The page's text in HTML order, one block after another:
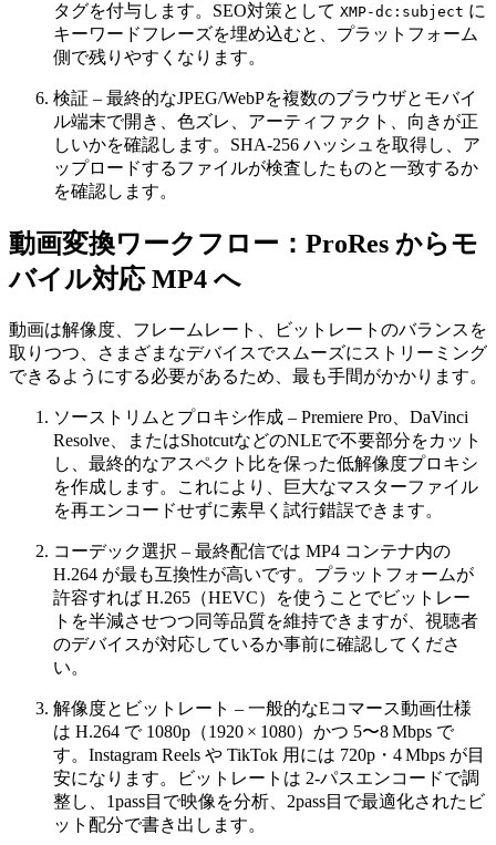
タグを付与します。SEO対策として XMP-dc:subject に
キーワードフレーズを埋め込むと、プラットフォーム
側で残りやすくなります。
検証 – 最終的なJPEG/WebPを複数のブラウザとモバイ
ル端末で開き、色ズレ、アーティファクト、向きが正
しいかを確認します。SHA‑256 ハッシュを取得し、ア
ップロードするファイルが検査したものと一致するか
を確認します。
動画変換ワークフロー：ProRes からモ
バイル対応 MP4 へ
動画は解像度、フレームレート、ビットレートのバランスを
取りつつ、さまざまなデバイスでスムーズにストリーミング
できるようにする必要があるため、最も手間がかかります。
ソーストリムとプロキシ作成 – Premiere Pro、DaVinci
Resolve、またはShotcutなどのNLEで不要部分をカット
し、最終的なアスペクト比を保った低解像度プロキシ
を作成します。これにより、巨大なマスターファイル
を再エンコードせずに素早く試行錯誤できます。
コーデック選択 – 最終配信では MP4 コンテナ内の
H.264 が最も互換性が高いです。プラットフォームが
許容すれば H.265（HEVC）を使うことでビットレー
トを半減させつつ同等品質を維持できますが、視聴者
のデバイスが対応しているか事前に確認してくださ
い。
解像度とビットレート – 一般的なEコマース動画仕様
は H.264 で 1080p（1920 × 1080）かつ 5〜8 Mbps で
す。Instagram Reels や TikTok 用には 720p・4 Mbps が目
安になります。ビットレートは 2‑パスエンコードで調
整し、1pass目で映像を分析、2pass目で最適化されたビ
ット配分で書き出します。